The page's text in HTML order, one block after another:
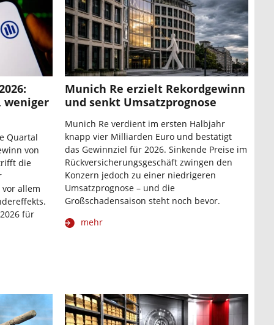
weniger
Quartal
von
die
allem
für
Munich Re erzielt Rekordgewinn
und senkt Umsatzprognose
Munich Re verdient im ersten Halbjahr
knapp vier Milliarden Euro und bestätigt
das Gewinnziel für 2026. Sinkende Preise im
Rückversicherungsgeschäft zwingen den
Konzern jedoch zu einer niedrigeren
Umsatzprognose – und die
Großschadensaison steht noch bevor.
mehr